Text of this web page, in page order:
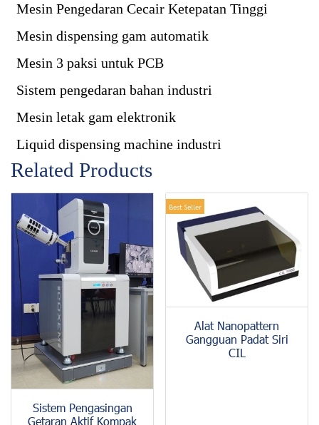
Mesin Pengedaran Cecair Ketepatan Tinggi
Mesin dispensing gam automatik
Mesin 3 paksi untuk PCB
Sistem pengedaran bahan industri
Mesin letak gam elektronik
Liquid dispensing machine industri
Related Products
Sistem Pengasingan
Getaran Aktif Kompak
Best Seller
Alat Nanopattern
Gangguan Padat Siri
CIL